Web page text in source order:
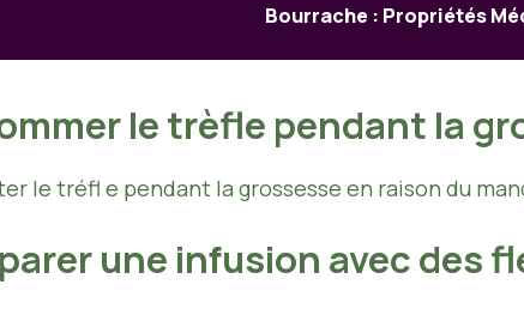
Bourrache : Propriétés
le trèfle pendant la
le tréfl e pendant la grossesse en raison du
une infusion avec des